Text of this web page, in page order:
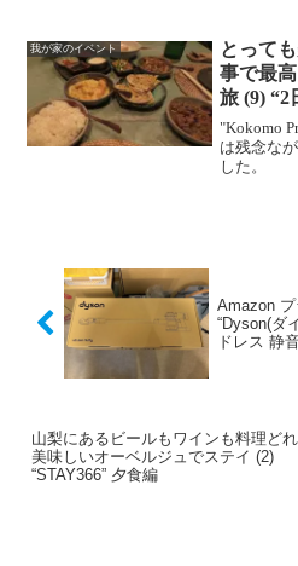
我が家のイベント
とって
事で最
旅 (9) “2
"Kokomo
は残念な
した。
Amazon
“Dyson(ダ
ドレス 静
山梨にあるビールもワインも料理ど
美味しいオーベルジュでステイ (2)
“STAY366” 夕食編